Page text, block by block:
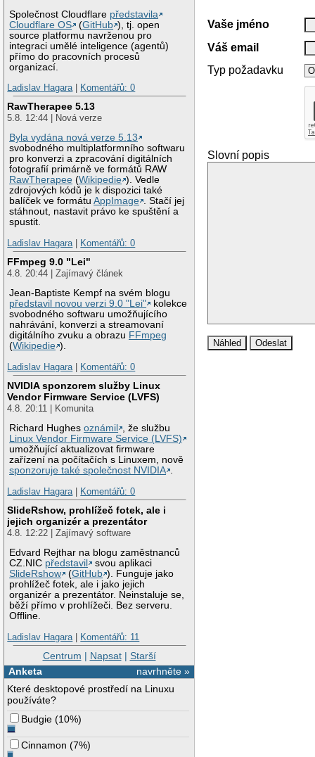
Společnost Cloudflare představila
Cloudflare OS
(GitHub ), tj. open
source platformu navrženou pro
integraci umělé inteligence (agentů)
přímo do pracovních procesů
organizací.
Ladislav Hagara| Komentářů: 0
RawTherapee 5.13
5.8. 12:44 | Nová verze
Byla vydána nová verze 5.13
svobodného multiplatformního softwaru
pro konverzi a zpracování digitálních
fotografií primárně ve formátů RAW
RawTherapee (Wikipedie ). Vedle
zdrojových kódů je k dispozici také
balíček ve formátuAppImage . Stačí jej
stáhnout, nastavit právo ke spuštění a
spustit.
Ladislav Hagara| Komentářů: 0
FFmpeg 9.0 "Lei"
4.8. 20:44 | Zajímavý článek
Jean-Baptiste Kempf na svém blogu
představil novou verzi 9.0 "Lei"
kolekce
svobodného softwaru umožňujícího
nahrávání, konverzi a streamovaní
digitálního zvuku a obrazu FFmpeg
(Wikipedie ).
Ladislav Hagara| Komentářů: 0
NVIDIA sponzorem služby Linux
Vendor Firmware Service (LVFS)
4.8. 20:11 | Komunita
Richard Hughesoznámil
, že službu
Linux Vendor Firmware Service (LVFS)
umožňující aktualizovat firmware
zařízení na počítačích s Linuxem, nově
sponzoruje také společnost NVIDIA .
Ladislav Hagara| Komentářů: 0
SlideRshow, prohlížeč fotek, ale i
jejich organizér a prezentátor
4.8. 12:22 | Zajímavý software
Edvard Rejthar na blogu zaměstnanců
CZ.NIC představil
svou aplikaci
SlideRshow
(GitHub ). Funguje jako
prohlížeč fotek, ale i jako jejich
organizér a prezentátor. Neinstaluje se,
běží přímo v prohlížeči. Bez serveru.
Offline.
Ladislav Hagara| Komentářů: 11
Centrum | Napsat| Starší
navrhněte »
Anketa
Které desktopové prostředí na Linuxu
používáte?
Budgie (10%)
Cinnamon (7%)
Vaše jméno
Váš email
Typ požadavku
Slovní popis